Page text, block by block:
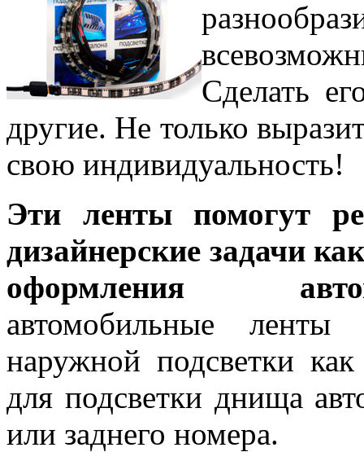
Сделать
другие. Не только
свою индивидуальность!
Эти ленты помогут
дизайнерские задачи
оформления
автомобильные
наружной подсветки
для подсветки днища
или заднего номера.